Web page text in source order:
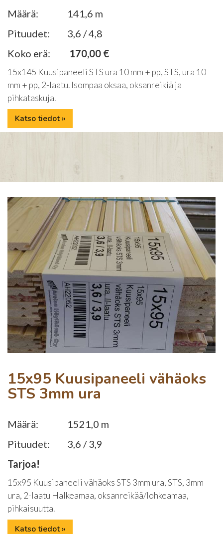
Määrä:
141,6 m
Pituudet:
3,6 / 4,8
Koko erä:
170,00 €
15x145 Kuusipaneeli STS ura 10 mm + pp, STS, ura 10
mm + pp, 2-laatu. Isompaa oksaa, oksanreikiä ja
pihkataskuja.
Katso tiedot »
15x95 Kuusipaneeli vähäoks
STS 3mm ura
Määrä:
1521,0 m
Pituudet:
3,6 / 3,9
Tarjoa!
15x95 Kuusipaneeli vähäoks STS 3mm ura, STS, 3mm
ura, 2-laatu Halkeamaa, oksanreikää/lohkeamaa,
pihkaisuutta.
Katso tiedot »